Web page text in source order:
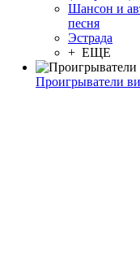
Шансон и
песня
Эстрада
+ ЕЩЕ
Проигрыватели